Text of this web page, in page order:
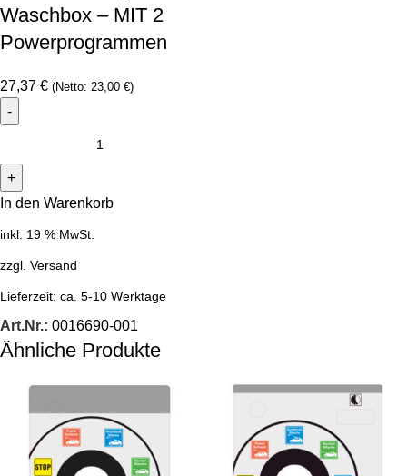
Waschbox – MIT 2
Powerprogrammen
27,37 € (Netto: 23,00 €)
In den Warenkorb
inkl. 19 % MwSt.
zzgl. Versand
Lieferzeit: ca. 5-10 Werktage
Art.Nr.: 0016690-001
Ähnliche Produkte